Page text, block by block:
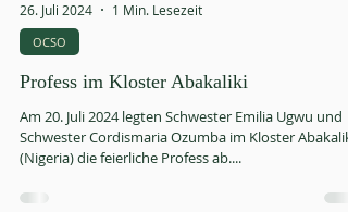
26. Juli 2024
OCSO
Profess im Kloster Abakaliki
Am 20. Juli 2024 legten Schwester Emilia Ugwu und
(Nigeria) die feierliche Profess ab....